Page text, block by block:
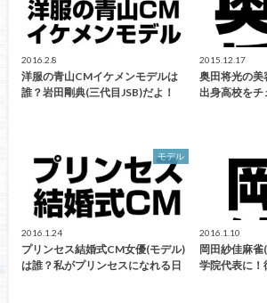
2016.2.8
洋服の青山CMイケメンモデルは
誰？岩田剛典(三代目JSB)だよ！
2015.12.17
奥田将光の美
出身高校をチ
モデル
2016.1.24
プリンセス結婚式CM女優(モデル)
は誰？私がプリンセスになれる日
2016.1.10
岡田紗佳麻雀
学院代表に！